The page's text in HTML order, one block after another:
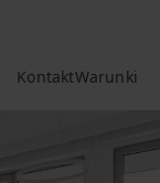
KontaktWarunki